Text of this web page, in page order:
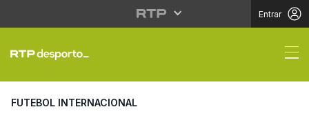
Entrar
Al Nassr de Jorge
FUTEBOL INTERNACIONAL